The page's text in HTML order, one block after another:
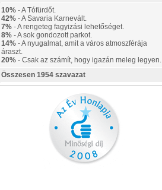
10% - A Tófürdőt.
42% - A Savaria Karnevált.
7% - A rengeteg fagyizási lehetőséget.
8% - A sok gondozott parkot.
14% - A nyugalmat, amit a város atmoszférája
áraszt.
20% - Csak az számít, hogy igazán meleg legyen.
Összesen 1954 szavazat